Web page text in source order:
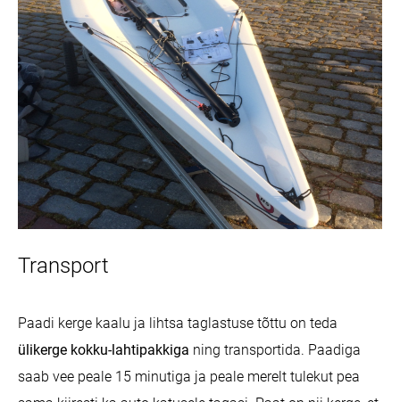
Transport
Paadi kerge kaalu ja lihtsa taglastuse tõttu on teda
ülikerge kokku-lahtipakkiga ning transportida. Paadiga
saab vee peale 15 minutiga ja peale merelt tulekut pea